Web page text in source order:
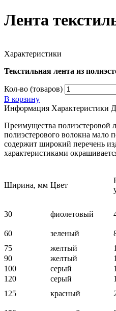
Лента
Характеристики
Текстильная лента из
Кол-во (товаров)
В корзину
Информация Характеристики
Преимущества полиэстеровой
полиэстерового волокна мало
содержит широкий перечень
характеристиками
Ширина, мм Цвет
30 фиолетовый
60 зеленый
75
желтый
90
желтый
100
серый
120
серый
125
красный